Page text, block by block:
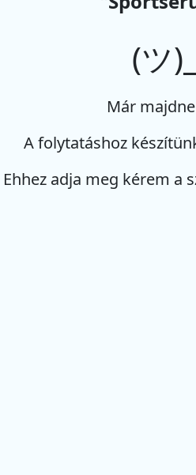
(ツ
Már
A folytatáshoz
Ehhez adja meg kérem a